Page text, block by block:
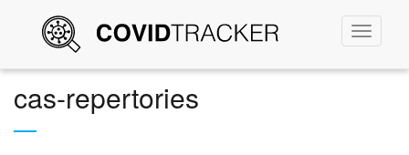
la
cas-repertories